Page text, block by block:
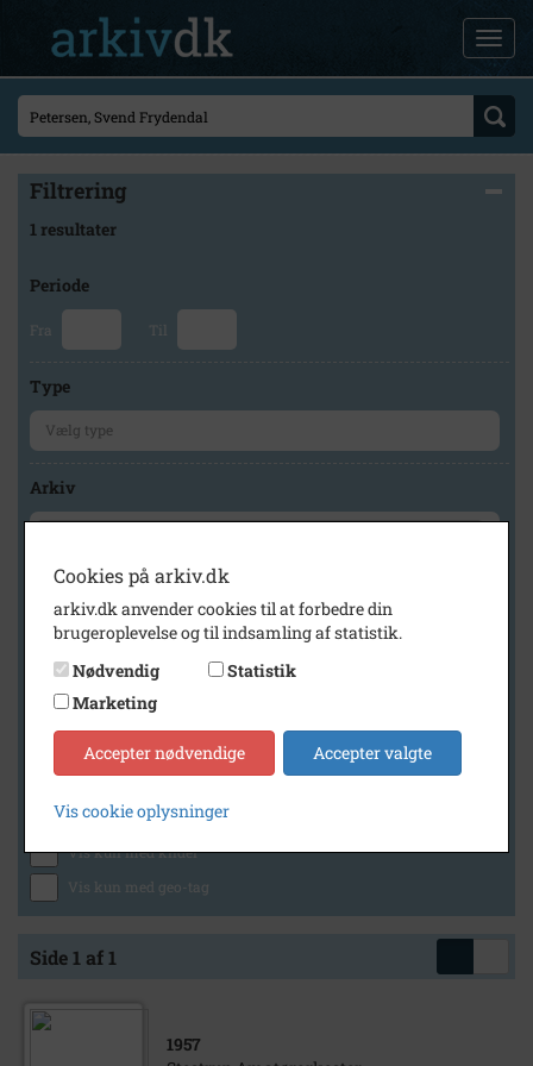
Filtrering
1 resultater
Periode
Fra Til
Type
Arkiv
Geografi
Generelt
Vis kun med billeder
Vis kun med lydklip
Vis kun med kilder
Vis kun med geo-tag
Side 1 af 1
1957
Cookies på arkiv.dk
arkiv.dk anvender cookies til at forbedre din
brugeroplevelse og til indsamling af statistik.
Nødvendig
Statistik
Marketing
Accepter nødvendige Accepter valgte
Vis cookie oplysninger